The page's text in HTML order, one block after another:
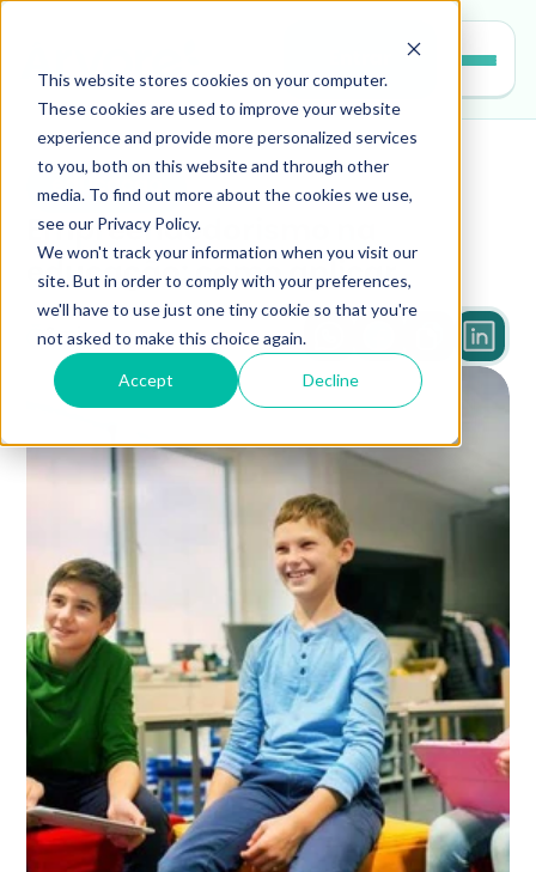
This website stores cookies on your computer.
These cookies are used to improve your website
experience and provide more personalized services
to you, both on this website and through other
media. To find out more about the cookies we use,
see our Privacy Policy.
We won't track your information when you visit our
site. But in order to comply with your preferences,
we'll have to use just one tiny cookie so that you're
not asked to make this choice again.
Accept Decline
educacao
Empreendedorismo na
educação: como aplicar
3 min